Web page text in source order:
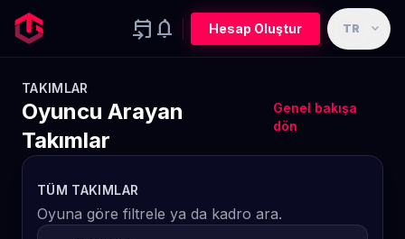
event_upcoming notifications Hesap Oluştur TR expand_more
TAKIMLAR
Oyuncu Arayan
Takımlar
Genel bakışa
dön
TÜM TAKIMLAR
Oyuna göre filtrele ya da kadro ara.